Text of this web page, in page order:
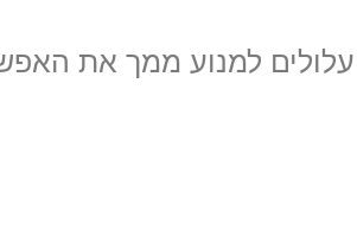
עלולים למנוע ממך את